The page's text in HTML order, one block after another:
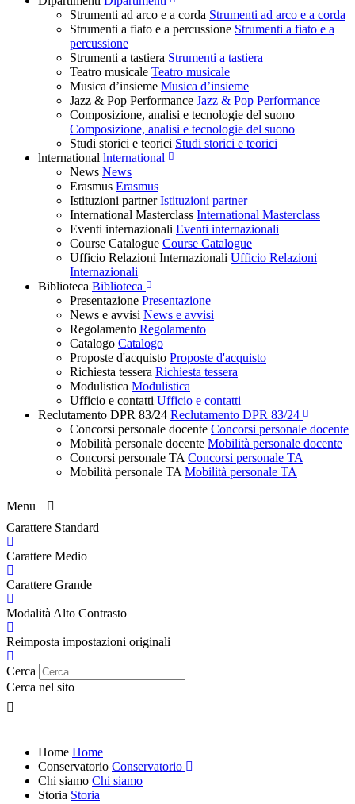
Strumenti ad arco e a corda Strumenti ad arco e a corda
Strumenti a fiato e a percussione Strumenti a fiato e a
percussione
Strumenti a tastiera Strumenti a tastiera
Teatro musicale Teatro musicale
Musica d’insieme Musica d’insieme
Jazz & Pop Performance Jazz & Pop Performance
Composizione, analisi e tecnologie del suono
Composizione, analisi e tecnologie del suono
Studi storici e teorici Studi storici e teorici
lnternational lnternational
News News
Erasmus Erasmus
Istituzioni partner Istituzioni partner
International Masterclass International Masterclass
Eventi internazionali Eventi internazionali
Course Catalogue Course Catalogue
Ufficio Relazioni Internazionali Ufficio Relazioni
Internazionali
Biblioteca Biblioteca
Presentazione Presentazione
News e avvisi News e avvisi
Regolamento Regolamento
Catalogo Catalogo
Proposte d'acquisto Proposte d'acquisto
Richiesta tessera Richiesta tessera
Modulistica Modulistica
Ufficio e contatti Ufficio e contatti
Reclutamento DPR 83/24 Reclutamento DPR 83/24
Concorsi personale docente Concorsi personale docente
Mobilità personale docente Mobilità personale docente
Concorsi personale TA Concorsi personale TA
Mobilità personale TA Mobilità personale TA
Menu
Carattere Standard
Carattere Medio
Carattere Grande
Modalità Alto Contrasto
Reimposta impostazioni originali
Cerca
Cerca nel sito
Home Home
Conservatorio Conservatorio
Chi siamo Chi siamo
Storia Storia